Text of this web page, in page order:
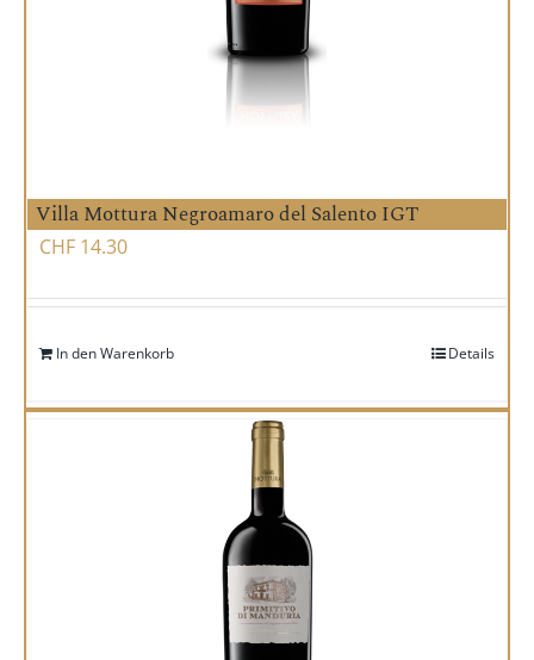
Villa Mottura Negroamaro del Salento IGT
CHF 14.30
In den Warenkorb Details